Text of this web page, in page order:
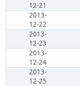
12-21
2013-
12-22
2013-
12-23
2013-
12-24
2013-
12-25